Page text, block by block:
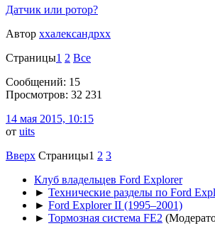
Датчик или ротор?
Автор ххалександрхх
Страницы1 2 Все
Сообщений: 15
Просмотров: 32 231
14 мая 2015, 10:15
от uits
Вверх Страницы1 2 3
Клуб владельцев Ford Explorer
► Технические разделы по Ford
► Ford Explorer II (1995–2001)
► Тормозная система FE2